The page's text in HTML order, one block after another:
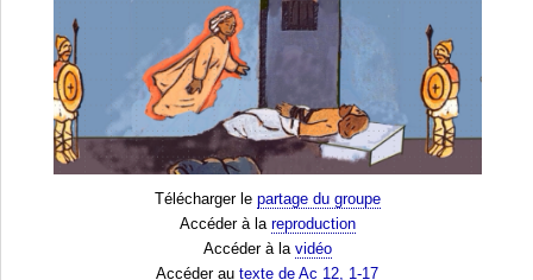
Télécharger le partage du groupe
Accéder à la reproduction
Accéder à la vidéo
Accéder au texte de Ac 12, 1-17